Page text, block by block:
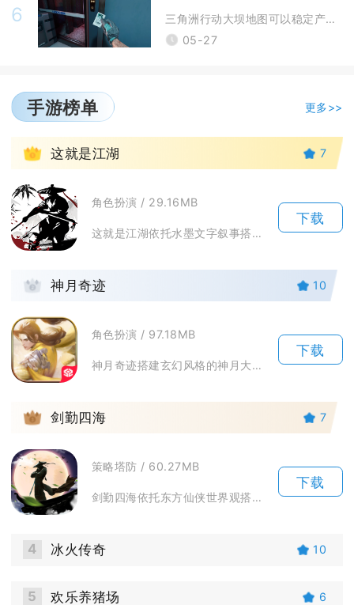
6
三角洲行动大坝地图可以稳定产出油类物资，是对局内获取燃油、原油类道具的
05-27
手游榜单 更多>>
1 这就是江湖 7
角色扮演 / 29.16MB
这就是江湖依托水墨文字叙事搭建开放式武侠放置世界，摒弃固定职业束缚，玩家从无名少侠起步，可...
下载
2 神月奇迹 10
角色扮演 / 97.18MB
神月奇迹搭建玄幻风格的神月大陆，是一款移动端MMO冒险游戏。玩家可以挑选四大职业开启冒险，...
下载
3 剑勤四海 7
策略塔防 / 60.27MB
剑勤四海依托东方仙侠世界观搭建广阔修仙世界，主打轻量化挂机修仙玩法，适配碎片化手机游玩场景...
下载
4 冰火传奇 10
5 欢乐养猪场 6